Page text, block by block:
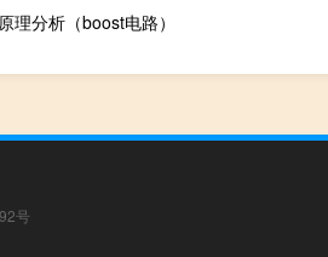
理分析（boost电路）
号